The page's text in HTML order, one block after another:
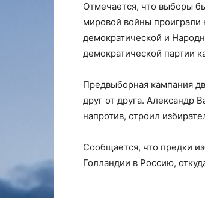
Отмечается, что выборы
мировой войны проиграли
демократической и
демократической партии
Предвыборная кампания
друг от друга. Александр
напротив, строил
Сообщается, что предки
Голландии в Россию,